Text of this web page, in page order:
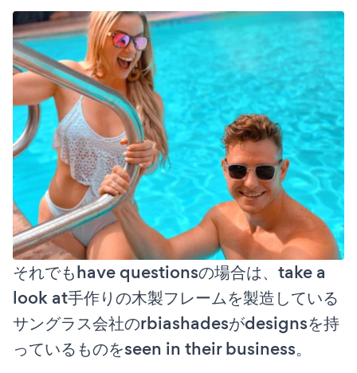
それでもhave questionsの場合は、take a
look at手作りの木製フレームを製造している
サングラス会社のrbiashadesがdesignsを持
っているものをseen in their business。